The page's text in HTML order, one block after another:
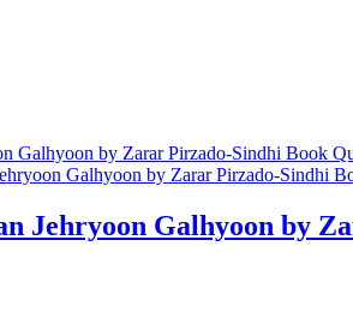
Jehryoon Galhyoon by